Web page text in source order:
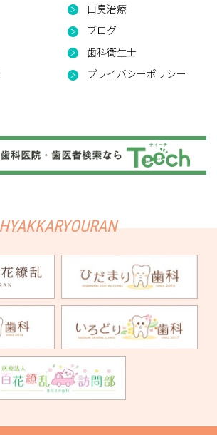
口臭治療
ブログ
歯科衛生士
プライバシーポリシー